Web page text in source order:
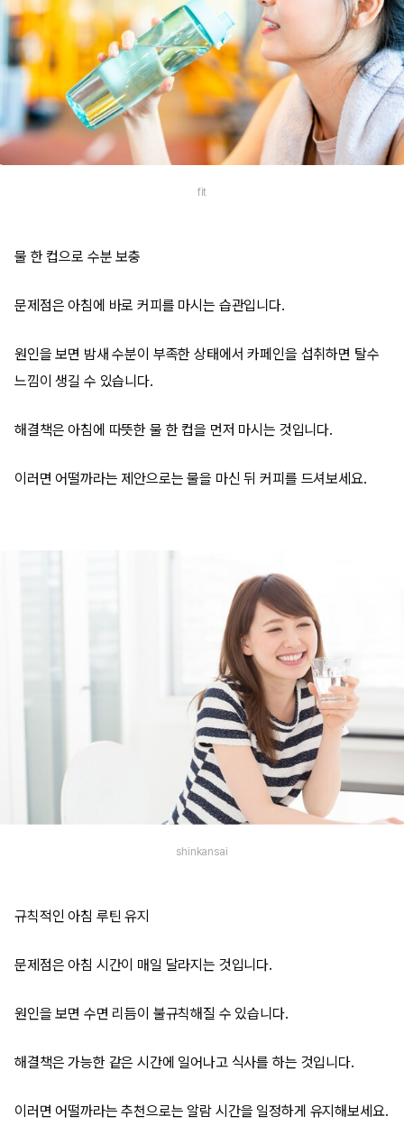
fit
물 한 컵으로 수분 보충
문제점은 아침에 바로 커피를 마시는 습관입니다.
원인을 보면 밤새 수분이 부족한 상태에서 카페인을 섭취하면 탈수
느낌이 생길 수 있습니다.
해결책은 아침에 따뜻한 물 한 컵을 먼저 마시는 것입니다.
이러면 어떨까라는 제안으로는 물을 마신 뒤 커피를 드셔보세요.
shinkansai
규칙적인 아침 루틴 유지
문제점은 아침 시간이 매일 달라지는 것입니다.
원인을 보면 수면 리듬이 불규칙해질 수 있습니다.
해결책은 가능한 같은 시간에 일어나고 식사를 하는 것입니다.
이러면 어떨까라는 추천으로는 알람 시간을 일정하게 유지해보세요.